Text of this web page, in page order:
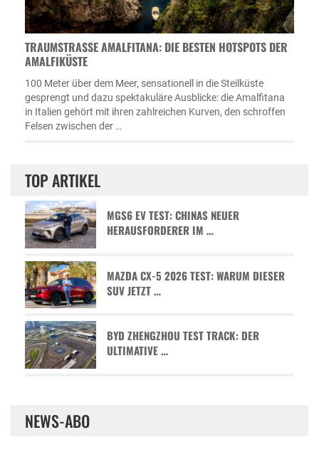
TRAUMSTRASSE AMALFITANA: DIE BESTEN HOTSPOTS DER A
MALFIKÜSTE
100 Meter über dem Meer, sensationell in die Steilküste
gesprengt und dazu spektakuläre Ausblicke: die Amalfitana
in Italien gehört mit ihren zahlreichen Kurven, den schroffen
Felsen zwischen der …
TOP ARTIKEL
MGS6 EV TEST: CHINAS NEUER
HERAUSFORDERER IM …
MAZDA CX-5 2026 TEST: WARUM DIESER
SUV JETZT …
BYD ZHENGZHOU TEST TRACK: DER
ULTIMATIVE …
NEWS-ABO